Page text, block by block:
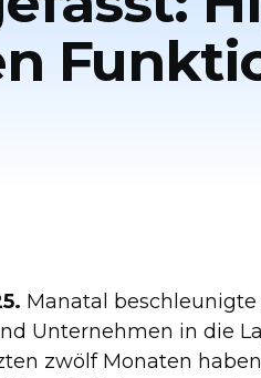
Manatal
Unternehmen in die
zwölf Monaten